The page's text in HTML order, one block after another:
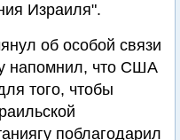
Израиля".
об особой связи
напомнил, что США
того, чтобы
поблагодарил